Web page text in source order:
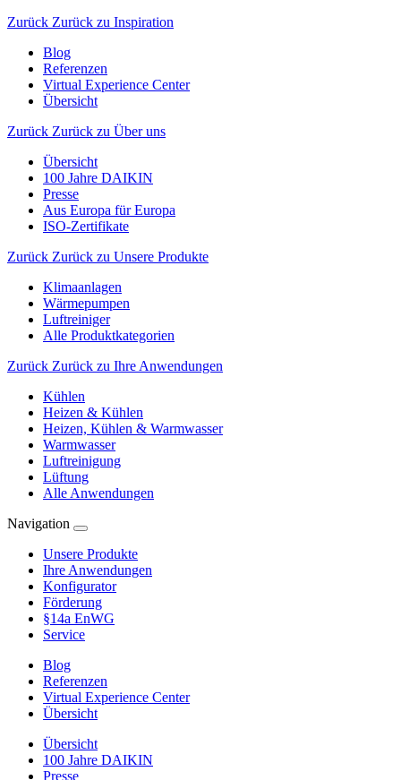
Zurück Zurück zu Inspiration
Blog
Referenzen
Virtual Experience Center
Übersicht
Zurück Zurück zu Über uns
Übersicht
100 Jahre DAIKIN
Presse
Aus Europa für Europa
ISO-Zertifikate
Zurück Zurück zu Unsere Produkte
Klimaanlagen
Wärmepumpen
Luftreiniger
Alle Produktkategorien
Zurück Zurück zu Ihre Anwendungen
Kühlen
Heizen & Kühlen
Heizen, Kühlen & Warmwasser
Warmwasser
Luftreinigung
Lüftung
Alle Anwendungen
Navigation
Unsere Produkte
Ihre Anwendungen
Konfigurator
Förderung
§14a EnWG
Service
Blog
Referenzen
Virtual Experience Center
Übersicht
Übersicht
100 Jahre DAIKIN
Presse